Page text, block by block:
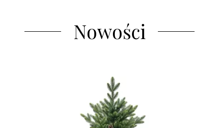
Nowości